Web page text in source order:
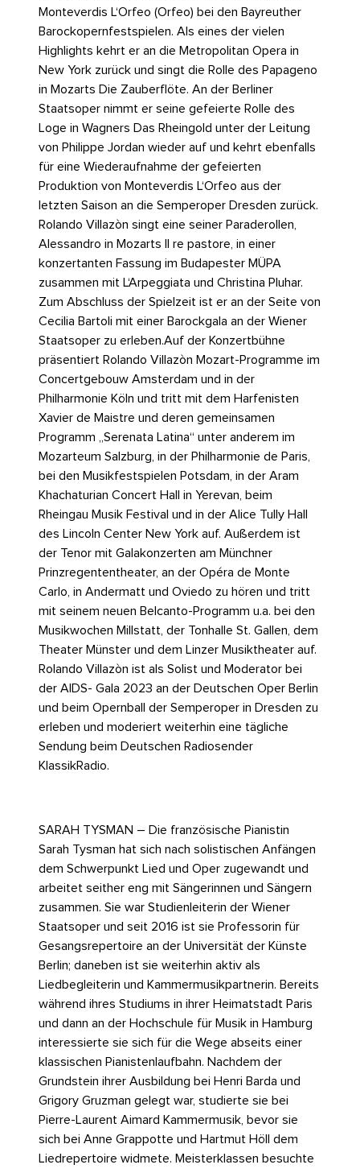
Monteverdis L‘Orfeo (Orfeo) bei den Bayreuther
Barockopernfestspielen. Als eines der vielen
Highlights kehrt er an die Metropolitan Opera in
New York zurück und singt die Rolle des Papageno
in Mozarts Die Zauberflöte. An der Berliner
Staatsoper nimmt er seine gefeierte Rolle des
Loge in Wagners Das Rheingold unter der Leitung
von Philippe Jordan wieder auf und kehrt ebenfalls
für eine Wiederaufnahme der gefeierten
Produktion von Monteverdis L‘Orfeo aus der
letzten Saison an die Semperoper Dresden zurück.
Rolando Villazòn singt eine seiner Paraderollen,
Alessandro in Mozarts Il re pastore, in einer
konzertanten Fassung im Budapester MÜPA
zusammen mit L‘Arpeggiata und Christina Pluhar.
Zum Abschluss der Spielzeit ist er an der Seite von
Cecilia Bartoli mit einer Barockgala an der Wiener
Staatsoper zu erleben.Auf der Konzertbühne
präsentiert Rolando Villazòn Mozart-Programme im
Concertgebouw Amsterdam und in der
Philharmonie Köln und tritt mit dem Harfenisten
Xavier de Maistre und deren gemeinsamen
Programm „Serenata Latina“ unter anderem im
Mozarteum Salzburg, in der Philharmonie de Paris,
bei den Musikfestspielen Potsdam, in der Aram
Khachaturian Concert Hall in Yerevan, beim
Rheingau Musik Festival und in der Alice Tully Hall
des Lincoln Center New York auf. Außerdem ist
der Tenor mit Galakonzerten am Münchner
Prinzregententheater, an der Opéra de Monte
Carlo, in Andermatt und Oviedo zu hören und tritt
mit seinem neuen Belcanto-Programm u.a. bei den
Musikwochen Millstatt, der Tonhalle St. Gallen, dem
Theater Münster und dem Linzer Musiktheater auf.
Rolando Villazòn ist als Solist und Moderator bei
der AIDS- Gala 2023 an der Deutschen Oper Berlin
und beim Opernball der Semperoper in Dresden zu
erleben und moderiert weiterhin eine tägliche
Sendung beim Deutschen Radiosender
KlassikRadio.
SARAH TYSMAN – Die französische Pianistin
Sarah Tysman hat sich nach solistischen Anfängen
dem Schwerpunkt Lied und Oper zugewandt und
arbeitet seither eng mit Sängerinnen und Sängern
zusammen. Sie war Studienleiterin der Wiener
Staatsoper und seit 2016 ist sie Professorin für
Gesangsrepertoire an der Universität der Künste
Berlin; daneben ist sie weiterhin aktiv als
Liedbegleiterin und Kammermusikpartnerin. Bereits
während ihres Studiums in ihrer Heimatstadt Paris
und dann an der Hochschule für Musik in Hamburg
interessierte sie sich für die Wege abseits einer
klassischen Pianistenlaufbahn. Nachdem der
Grundstein ihrer Ausbildung bei Henri Barda und
Grigory Gruzman gelegt war, studierte sie bei
Pierre-Laurent Aimard Kammermusik, bevor sie
sich bei Anne Grappotte und Hartmut Höll dem
Liedrepertoire widmete. Meisterklassen besuchte